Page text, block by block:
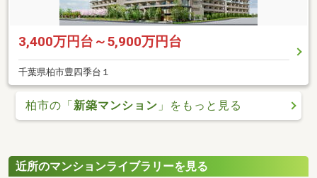
3,400万円台～5,900万円台
千葉県柏市豊四季台１
柏市の「新築マンション 」をもっと見る
近所のマンションライブラリーを見る